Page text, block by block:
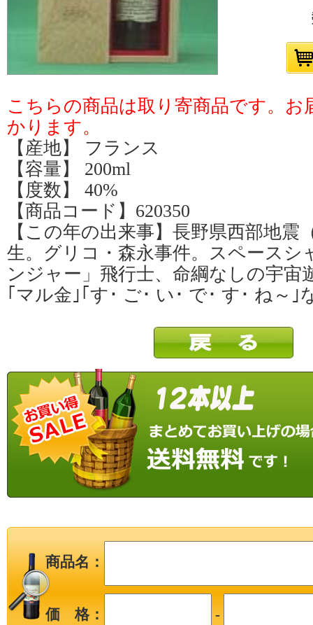
こちらの商品は取り寄商品です。お
かります。
【産地】 フランス
【容量】 200ml
【度数】 40%
【商品コード】620350
【この年の出来事】長野県西部地震
生。グリコ・森永事件。スペースシ
ンジャー」飛行士、命綱なしの宇宙
｢マル金｣｢す･ ご･ い･ で･ す･ ね～｣
商品名：
価 格： -